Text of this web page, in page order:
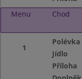
Menu
Chod
1
Polévka
Jídlo
Příloha